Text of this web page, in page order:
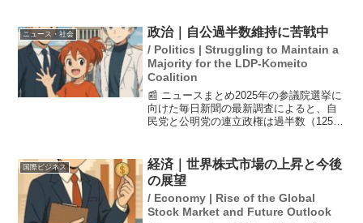
村瀬心椛が銅メダルを獲得し、日本勢が
喜びのダブル表彰...
ニュース・社会 政治｜自公過半数維持に苦戦中
/ Politics | Struggling to Maintain a
Majority for the LDP-Komeito
Coalition
📰 ニュースまとめ2025年の参議院選挙に
向けた毎日新聞の最新調査によると、自
民党と公明党の連立政権は過半数（125議
できるか微妙な状況であり、議席を減ら
す可能性もあ...
国際ビジネス
経済｜世界株式市場の上昇と今後
の展望
/ Economy | Rise of the Global
Stock Market and Future Outlook